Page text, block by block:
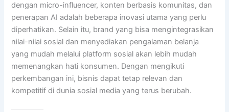
dengan micro-influencer, konten berbasis komunitas, dan
penerapan AI adalah beberapa inovasi utama yang perlu
diperhatikan. Selain itu, brand yang bisa mengintegrasikan
nilai-nilai sosial dan menyediakan pengalaman belanja
yang mudah melalui platform sosial akan lebih mudah
memenangkan hati konsumen. Dengan mengikuti
perkembangan ini, bisnis dapat tetap relevan dan
kompetitif di dunia sosial media yang terus berubah.